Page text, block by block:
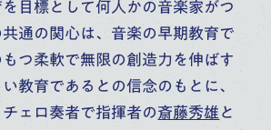
目標として何人かの音楽家がつ
通の関心は、音楽の早期教育で
つ柔軟で無限の創造力を伸ばす
教育であるとの信念のもとに、
ェロ奏者で指揮者の斎藤秀雄 と